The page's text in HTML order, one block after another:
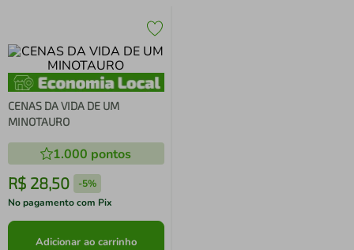
CENAS DA VIDA DE UM
MINOTAURO
1.000 pontos
R$ 28,50 -5%
No pagamento com Pix
Adicionar ao carrinho